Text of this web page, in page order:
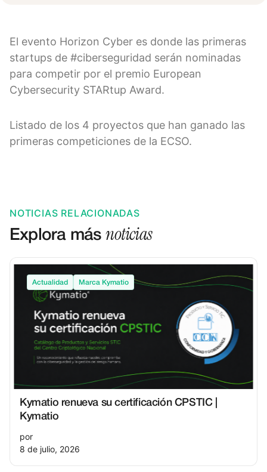
El evento Horizon Cyber ​​es donde las primeras
startups de #ciberseguridad serán nominadas
para competir por el premio European
Cybersecurity STARtup Award.
Listado de los 4 proyectos que han ganado las
primeras competiciones de la ECSO.
NOTICIAS RELACIONADAS
Explora másnoticias
Actualidad Marca Kymatio
Kymatio renueva su certificación CPSTIC |
Kymatio
por
8 de julio, 2026